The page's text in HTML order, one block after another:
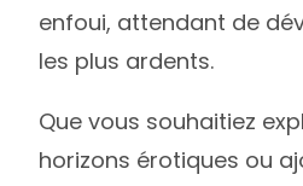
enfoui, attendant de
les plus ardents.
Que vous souhaitiez
horizons érotiques ou